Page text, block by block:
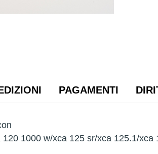
PAGAMENTI
1000 w/xca 125 sr/xca 125.1/xca